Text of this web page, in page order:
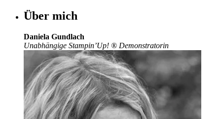
Über mich
Daniela Gundlach
Unabhängige Stampin’Up! ® Demonstratorin